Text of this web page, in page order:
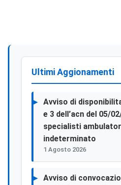
Ultimi Aggionamenti
Avviso di
e 3 dell’acn del 05/
specialisti
indeterminato
1 Agosto 2026
Avviso di